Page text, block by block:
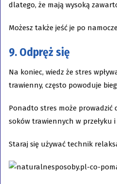
dlatego, że mają wysoką
Możesz także jeść je po
9. Odpręż się
Na koniec, wiedz że stres
trawienny, często powoduje
Ponadto stres może prowadzić
soków trawiennych w przełyku
Staraj się używać technik